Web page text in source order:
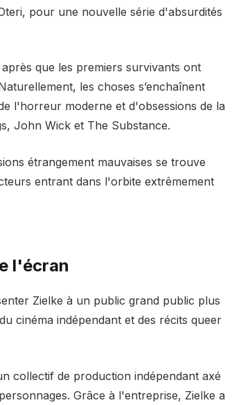
pour une nouvelle série d'absurdités
que les premiers survivants ont
les choses s’enchaînent
l'horreur moderne et d'obsessions de la
John Wick et The Substance.
étrangement mauvaises se trouve
entrant dans l'orbite extrêmement
l'écran
Zielke à un public grand public plus
cinéma indépendant et des récits queer
collectif de production indépendant axé
Grâce à l'entreprise, Zielke a